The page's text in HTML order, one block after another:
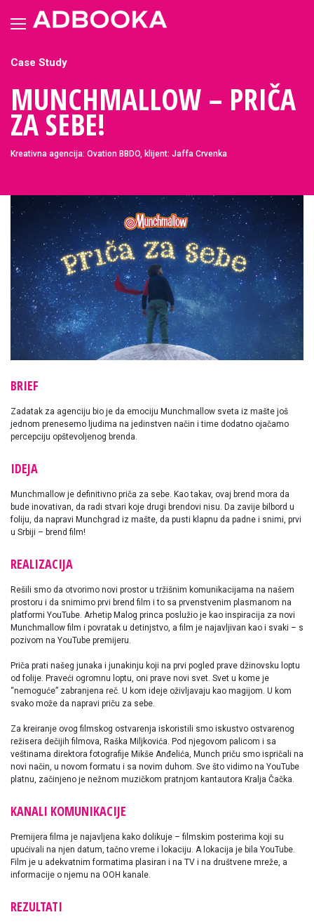
content
Case Study
MUNCHMALLOW – PRIČA
ZA SEBE!
Kreativna agencija: Ovation BBDO, klijent: Jaffa Crvenka
BRIEF
Zadatak za agenciju bio je da emociju Munchmallow sveta iz mašte još
jednom prenesemo ljudima na jedinstven način i time dodatno ojačamo
percepciju opštevoljenog brenda.
IDEJA
Munchmallow je definitivno priča za sebe. Kao takav, ovaj brend mora da
bude inovativan, da radi stvari koje drugi brendovi nisu. Da zavije bilbord u
foliju, da napravi Munchgrad iz mašte, da pusti klapnu da padne i snimi, prvi
u Srbiji – brend film!
REALIZACIJA
Rešili smo da otvorimo novi prostor u tržišnim komunikacijama na našem
prostoru i da snimimo prvi brend film i to sa prvenstvenim plasmanom na
platformi YouTube. Arhetip Malog princa poslužio je kao inspiracija za novi
Munchmallow film i povratak u detinjstvo, a film je najavljivan kao i svaki – s
pozivom na YouTube premijeru.
Priča prati našeg junaka i junakinju koji na prvi pogled prave džinovsku loptu
od folije. Praveći ogromnu loptu, oni prave novi svet. Svet u kome je
“nemoguće” zabranjena reč. U kom ideje oživljavaju kao magijom. U kom
svako može da napravi priču za sebe.
Za kreiranje ovog filmskog ostvarenja iskoristili smo iskustvo ostvarenog
režisera dečijih filmova, Raška Miljkovića. Pod njegovom palicom i sa
veštinama direktora fotografije Mikše Anđelića, Munch priču smo ispričali na
novi način, u novom formatu i sa novim duhom. Sve što vidimo na YouTube
platnu, začinjeno je nežnom muzičkom pratnjom kantautora Kralja Čačka.
KANALI KOMUNIKACIJE
Premijera filma je najavljena kako dolikuje – filmskim posterima koji su
upućivali na njen datum, tačno vreme i lokaciju. A lokacija je bila YouTube.
Film je u adekvatnim formatima plasiran i na TV i na društvene mreže, a
informacije o njemu na OOH kanale.
REZULTATI